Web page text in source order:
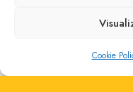
Cookie